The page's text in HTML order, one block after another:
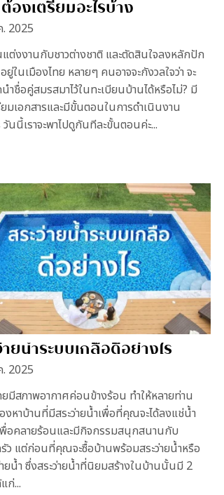
องเตรียมอะไรบ้าง
2025
ต่งงานกับชาวต่างชาติ และตัดสินใจลงหลักปัก
ในเมืองไทย หลายๆ คนอาจจะกังวลใจว่า จะ
นำชื่อคู่สมรสมาไว้ในทะเบียนบ้านได้หรือไม่? มี
ยมเอกสารและมีขั้นตอนในการดำเนินงาน
วันนี้เราจะพาไปดูกันทีละขั้นตอนค่ะ...
ายน้ำระบบเกลือดีอย่างไร
2025
ยมีสภาพอากาศค่อนข้างร้อน ทำให้หลายท่าน
งหาบ้านที่มีสระว่ายน้ำเพื่อที่คุณจะได้ลงแช่น้ำ
อคลายร้อนและมีกิจกรรมสนุกสนานกับ
ว แต่ก่อนที่คุณจะซื้อบ้านพร้อมสระว่ายน้ำหรือ
ายน้ำ ซึ่งสระว่ายน้ำที่นิยมสร้างในบ้านนั้นมี 2
ก่...